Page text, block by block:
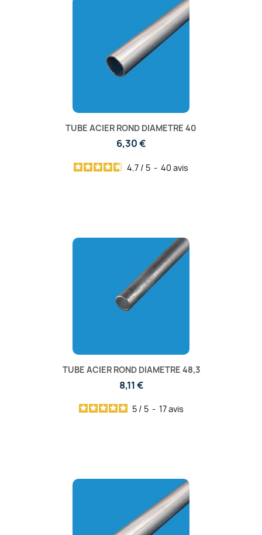
TUBE ACIER ROND DIAMETRE 40
6,30 €
4.7 / 5 - 40 avis
TUBE ACIER ROND DIAMETRE 48,3
8,11 €
5 / 5 - 17avis